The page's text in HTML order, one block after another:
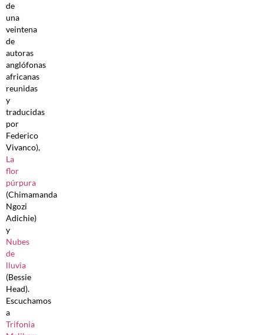
de
una
veintena
de
autoras
anglófonas
africanas
reunidas
y
traducidas
por
Federico
Vivanco),
La
flor
púrpura
(Chimamanda
Ngozi
Adichie)
y
Nubes
de
lluvia
(Bessie
Head).
Escuchamos
a
Trifonia